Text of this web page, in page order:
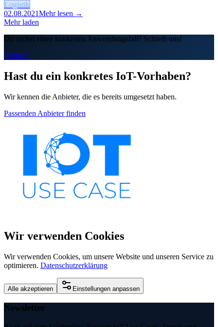
Logistik
02.08.2021Mehr lesen →
Mehr laden
Du suchst einen konkreten Anwendungsfall? Schreib uns!
Kontakt
Hast du ein konkretes IoT-Vorhaben?
Wir kennen die Anbieter, die es bereits umgesetzt haben.
Passenden Anbieter finden
Wir verwenden Cookies
Wir verwenden Cookies, um unsere Website und unseren Service zu
optimieren. Datenschutzerklärung
Alle akzeptieren Einstellungen anpassen
Newsletter